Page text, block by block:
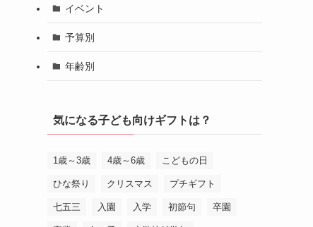
イベント
予算別
年齢別
気になる子ども向けギフトは？
1歳～3歳 4歳～6歳 こどもの日
ひな祭り クリスマス プチギフト
七五三 入園 入学 初節句 卒園